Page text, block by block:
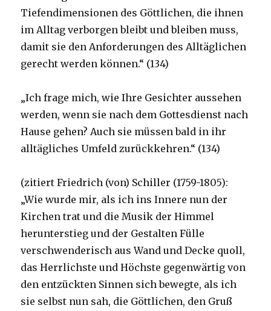
Tiefendimensionen des Göttlichen, die ihnen
im Alltag verborgen bleibt und bleiben muss,
damit sie den Anforderungen des Alltäglichen
gerecht werden können.“ (134)
„Ich frage mich, wie Ihre Gesichter aussehen
werden, wenn sie nach dem Gottesdienst nach
Hause gehen? Auch sie müssen bald in ihr
alltägliches Umfeld zurückkehren.“ (134)
(zitiert Friedrich (von) Schiller (1759-1805):
„Wie wurde mir, als ich ins Innere nun der
Kirchen trat und die Musik der Himmel
herunterstieg und der Gestalten Fülle
verschwenderisch aus Wand und Decke quoll,
das Herrlichste und Höchste gegenwärtig von
den entzückten Sinnen sich bewegte, als ich
sie selbst nun sah, die Göttlichen, den Gruß